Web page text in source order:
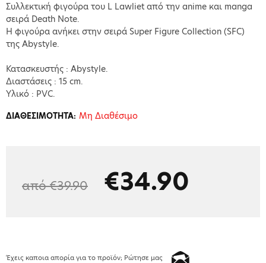
Συλλεκτική φιγούρα του L Lawliet από την anime και manga
σειρά Death Note.
Η φιγούρα ανήκει στην σειρά Super Figure Collection (SFC)
της Abystyle.
Κατασκευστής : Abystyle.
Διαστάσεις : 15 cm.
Υλικό : PVC.
ΔΙΑΘΕΣΙΜΟΤΗΤΑ: Μη Διαθέσιμο
από €39.90 €34.90
Έχεις καποια απορία για το προϊόν; Ρώτησε μας